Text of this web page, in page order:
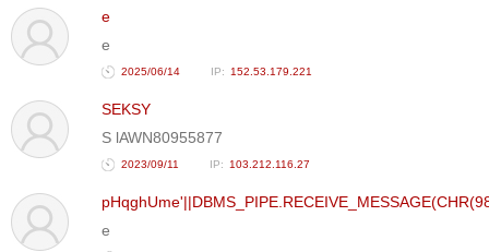
ТОЙРОНД
ЗӨРЧЛИЙН
ЭРГЭН
ТОЙРОНД
ЕРӨНХИЙЛӨГЧИЙН
e
e
2025/06/14 152.53.179.221
SEKSY
S lAWN80955877
2023/09/11 103.212.116.27
e